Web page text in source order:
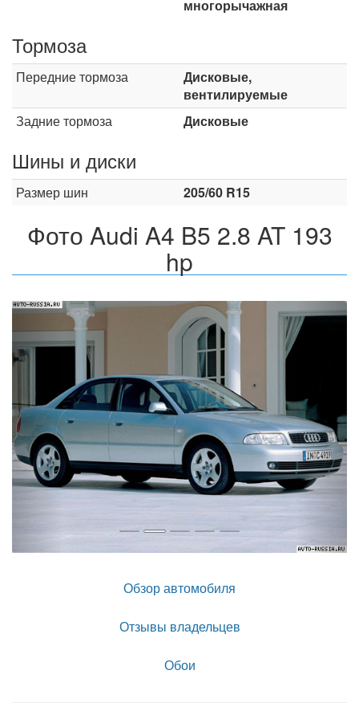
многорычажная
Тормоза
Передние тормоза
Дисковые,
вентилируемые
Задние тормоза
Дисковые
Шины и диски
Размер шин 205/60 R15
Фото Audi A4 B5 2.8 AT 193
hp
Назад
Обзор автомобиля
Отзывы владельцев
Обои